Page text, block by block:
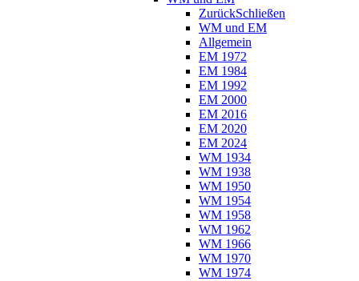
ZurückSchließen
WM und EM
Allgemein
EM 1972
EM 1984
EM 1992
EM 2000
EM 2016
EM 2020
EM 2024
WM 1934
WM 1938
WM 1950
WM 1954
WM 1958
WM 1962
WM 1966
WM 1970
WM 1974